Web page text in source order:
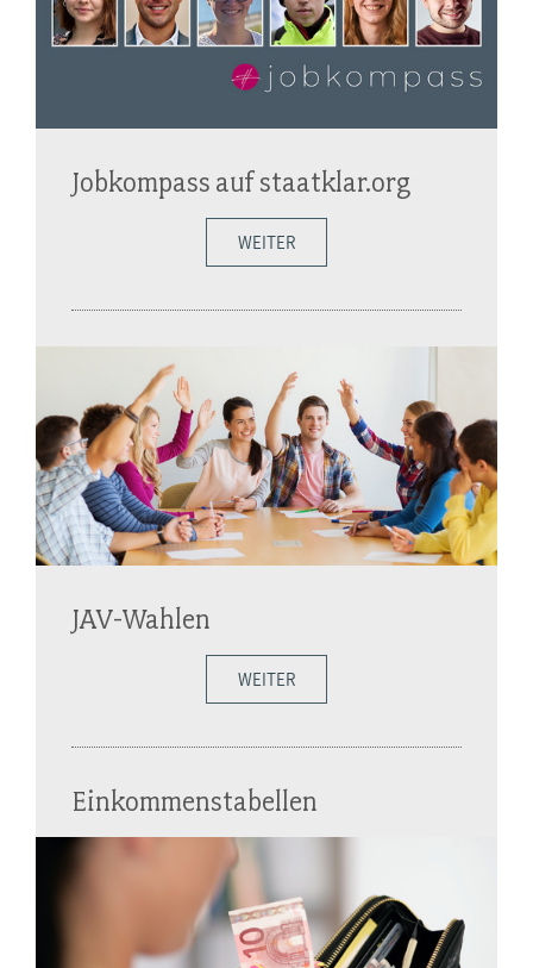
Jobkompass auf staatklar.org
WEITER
JAV-Wahlen
WEITER
Einkommenstabellen